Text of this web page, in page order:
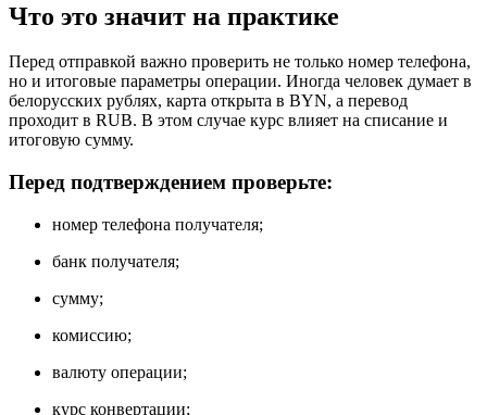
Что это значит на практике
Перед отправкой важно проверить не только номер телефона,
но и итоговые параметры операции. Иногда человек думает в
белорусских рублях, карта открыта в BYN, а перевод
проходит в RUB. В этом случае курс влияет на списание и
итоговую сумму.
Перед подтверждением проверьте:
номер телефона получателя;
банк получателя;
сумму;
комиссию;
валюту операции;
курс конвертации;